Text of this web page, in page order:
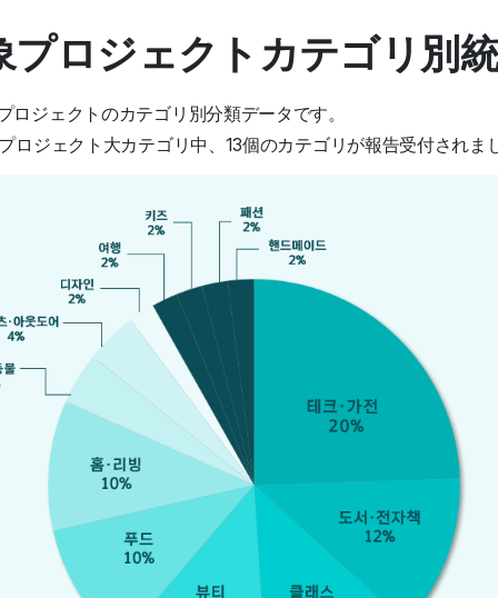
プロジェクトカテゴリ別
ロジェクトのカテゴリ別分類データです。
ロジェクト大カテゴリ中、13個のカテゴリが報告受付されま